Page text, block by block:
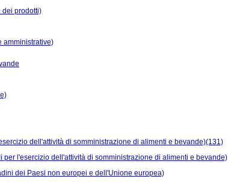
dei prodotti)
amministrative)
dell'attività di somministrazione di alimenti e bevande)(131)
per l'esercizio dell'attività di somministrazione di alimenti e bevande)
dei Paesi non europei e dell'Unione europea)